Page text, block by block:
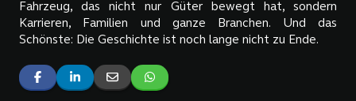
Fahrzeug, das nicht nur Güter bewegt hat, sondern
Karrieren, Familien und ganze Branchen. Und das
Schönste: Die Geschichte ist noch lange nicht zu Ende.